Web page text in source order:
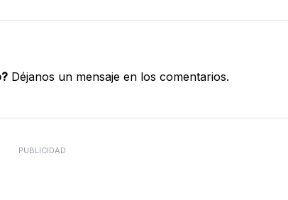
Déjanos un mensaje en los comentarios.
PUBLICIDAD